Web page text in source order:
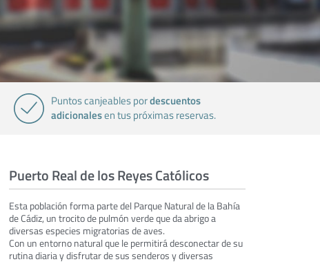
Puntos canjeables pordescuentos
adicionalesen tus próximas reservas.
Puerto Real de los Reyes Católicos
Esta población forma parte del Parque Natural de la Bahía
de Cádiz, un trocito de pulmón verde que da abrigo a
diversas especies migratorias de aves.
Con un entorno natural que le permitirá desconectar de su
rutina diaria y disfrutar de sus senderos y diversas